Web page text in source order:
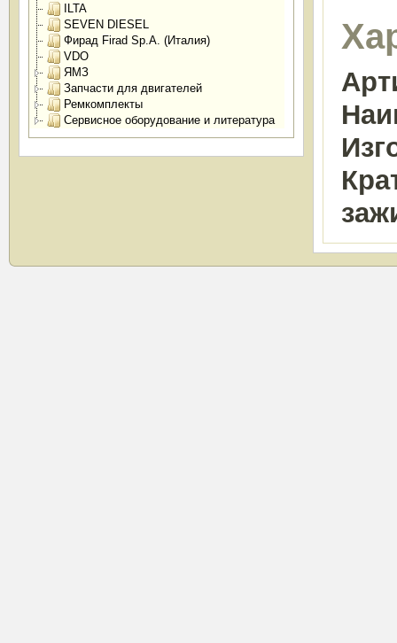
ILTA
SEVEN DIESEL
Фирад Firad Sp.A. (Италия)
VDO
ЯМЗ
Запчасти для двигателей
Ремкомплекты
Сервисное оборудование и литература